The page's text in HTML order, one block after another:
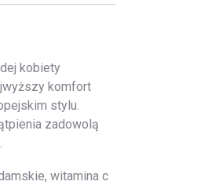
kobiety
komfort
stylu.
zadowolą
witamina c